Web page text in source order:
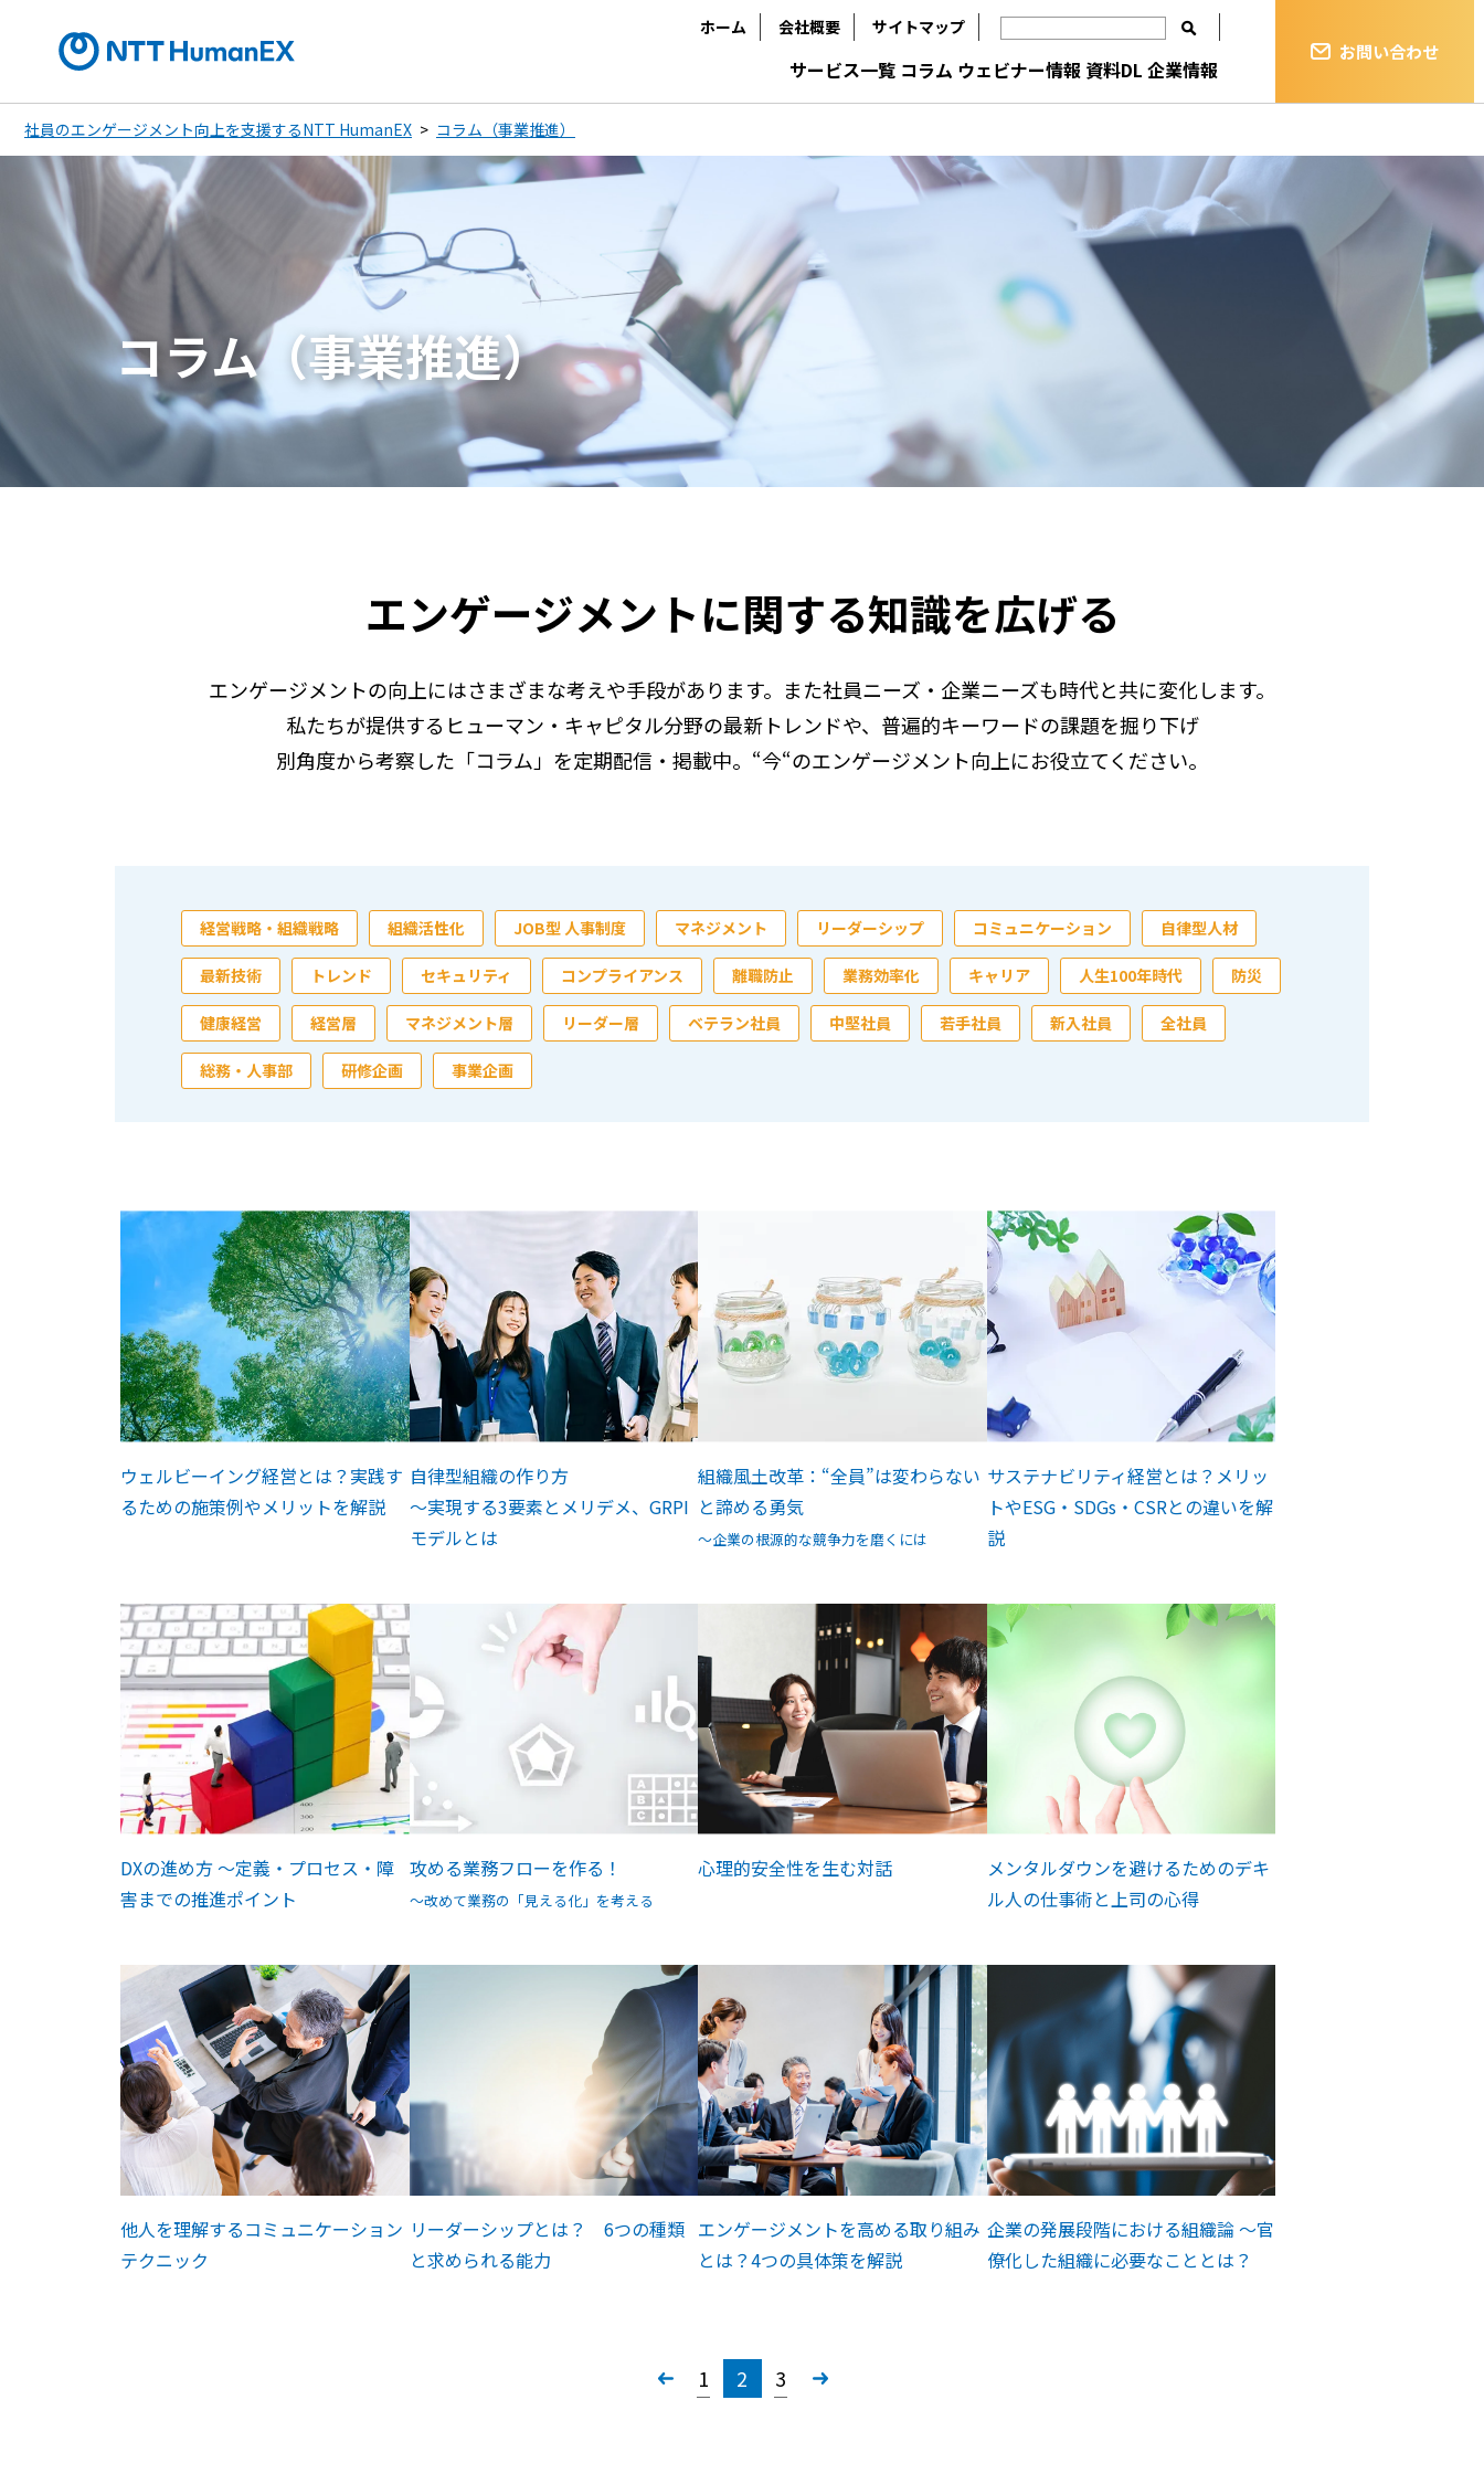
ホーム 会社概要 サイトマップ
サービス一覧 コラム ウェビナー情報 資料DL 企業情報
お問い合わせ
社員のエンゲージメント向上を支援するNTT HumanEX コラム（事業推進）
コラム（事業推進）
エンゲージメントに関する知識を広げる
エンゲージメントの向上にはさまざまな考えや手段があります。また社員ニーズ・企業ニーズも時代と共に変化します。
私たちが提供するヒューマン・キャピタル分野の最新トレンドや、普遍的キーワードの課題を掘り下げ
別角度から考察した「コラム」を定期配信・掲載中。“今“のエンゲージメント向上にお役立てください。
経営戦略・組織戦略 組織活性化 JOB型 人事制度 マネジメント リーダーシップ コミュニケーション 自律型人材
最新技術 トレンド セキュリティ コンプライアンス 離職防止 業務効率化 キャリア 人生100年時代 防災
健康経営 経営層 マネジメント層 リーダー層 ベテラン社員 中堅社員 若手社員 新入社員 全社員
総務・人事部 研修企画 事業企画
ウェルビーイング経営とは？実践す
るための施策例やメリットを解説
自律型組織の作り方
～実現する3要素とメリデメ、GRPI
モデルとは
組織風土改革：“全員”は変わらない
と諦める勇気
～企業の根源的な競争力を磨くには
サステナビリティ経営とは？メリッ
トやESG・SDGs・CSRとの違いを解
説
DXの進め方 ～定義・プロセス・障
害までの推進ポイント
攻める業務フローを作る！
～改めて業務の「見える化」を考える
心理的安全性を生む対話
メンタルダウンを避けるためのデキ
ル人の仕事術と上司の心得
他人を理解するコミュニケーション
テクニック
リーダーシップとは？ 6つの種類
と求められる能力
エンゲージメントを高める取り組み
とは？4つの具体策を解説
企業の発展段階における組織論 ～官
僚化した組織に必要なこととは？
« 1 2 3 »